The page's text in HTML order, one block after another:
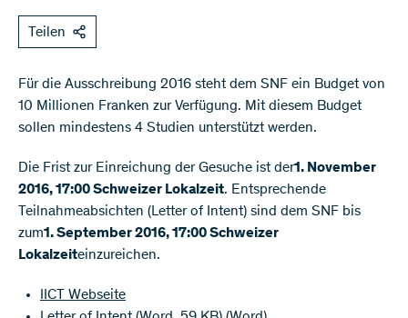
Teilen
​Für die Ausschreibung 2016 steht dem SNF ein Budget von
10 Millionen Franken zur Verfügung. Mit diesem Budget
sollen mindestens 4 Studien unterstützt werden.
Die Frist zur Einreichung der Gesuche ist der1. November
2016, 17:00 Schweizer Lokalzeit. Entsprechende
Teilnahmeabsichten (Letter of Intent) sind dem SNF bis
zum1. September 2016, 17:00 Schweizer
Lokalzeiteinzureichen.
IICT Webseite